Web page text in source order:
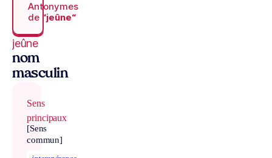
Antonymes
de “jeûne“
jeûne
nom
masculin
Sens
principaux
[Sens
commun]